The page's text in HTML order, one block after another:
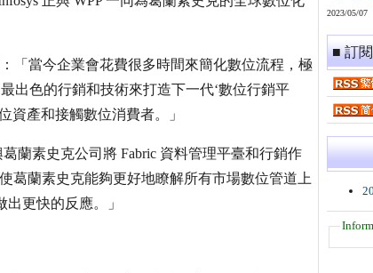
「當今企業會花費很多時間來簡化數位流程，極
出色的行銷和技術來打造下一代‘數位行銷平
資產和接觸數位消費者。」
蘭素史克公司將 Fabric 資料管理平臺和行銷作
葛蘭素史克能夠更好地瞭解所有市場數位管道上
更快的反應。」
2023/05/07
■ 訂